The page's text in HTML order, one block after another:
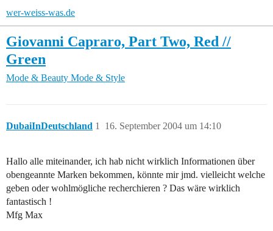
wer-weiss-was.de
Giovanni Capraro, Part Two, Red //
Green
Mode & Beauty Mode & Style
DubaiInDeutschland 16. September 2004 um 14:10
1
Hallo alle miteinander, ich hab nicht wirklich Informationen über
obengeannte Marken bekommen, könnte mir jmd. vielleicht welche
geben oder wohlmögliche recherchieren ? Das wäre wirklich
fantastisch !
Mfg Max